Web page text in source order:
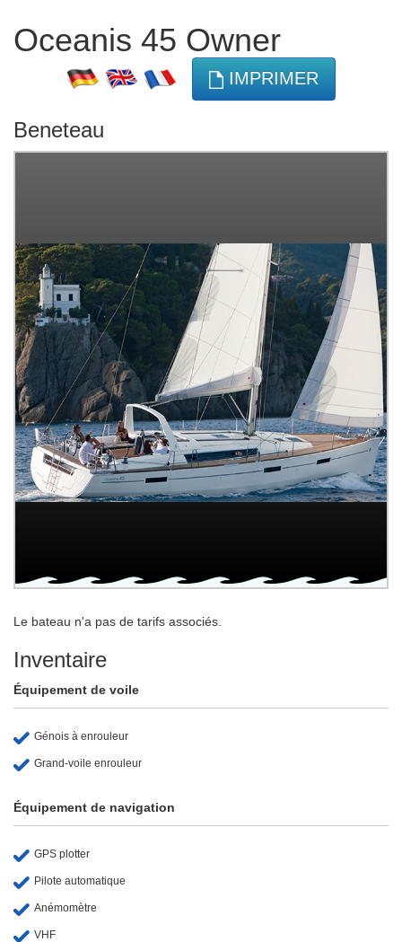
Oceanis 45 Owner
IMPRIMER
Beneteau
Le bateau n'a pas de tarifs associés.
Inventaire
Équipement de voile
Génois à enrouleur
Grand-voile enrouleur
Équipement de navigation
GPS plotter
Pilote automatique
Anémomètre
VHF